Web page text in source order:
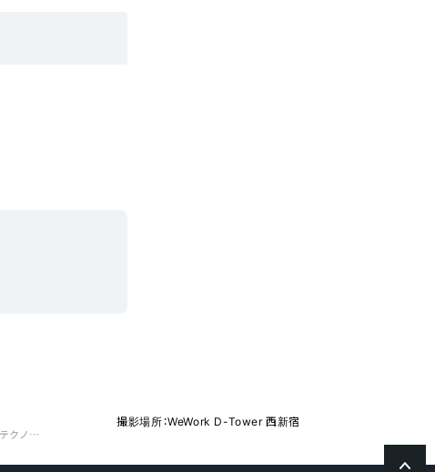
jinjer、介護テックが一堂に出展する商談型展示会『Careテクノロジー東京’24 第7回 介護テクノロジー展』に出展
撮影場所：WeWork D-Tower 西新宿